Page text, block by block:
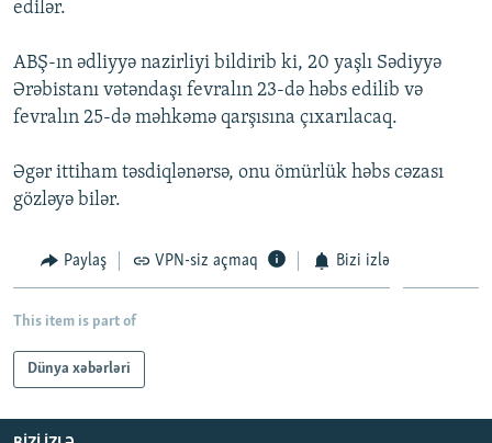
KARIKATURA
İSLAM VƏ DEMOKRATIYA
İZ - MƏDƏNIYYƏT PROQRAMI
PEŞƏ ETIKASI VƏ JURNALISTIKA STANDARTLARIMIZ
MATERIALLARIMIZDAN ISTIFADƏ
AZADLIQRADIOSU MOBIL TELEFONUNUZDA
XƏBƏR BÜLLETENLƏRIMIZ
RFE/RL-in bütün saytları
edilər.
ABŞ-ın ədliyyə nazirliyi bildirib ki, 20 yaşlı Sədiyyə
Ərəbistanı vətəndaşı fevralın 23-də həbs edilib və
fevralın 25-də məhkəmə qarşısına çıxarılacaq.
Əgər ittiham təsdiqlənərsə, onu ömürlük həbs cəzası
gözləyə bilər.
Paylaş VPN-siz açmaq Bizi izlə
This item is part of
Dünya xəbərləri